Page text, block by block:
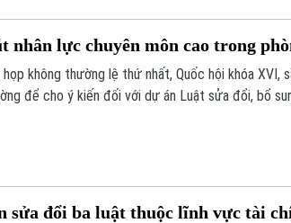
nhân lực chuyên môn cao trong
không thường lệ thứ nhất, Quốc hội khóa XVI,
để cho ý kiến đối với dự án Luật sửa đổi, bổ
sửa đổi ba luật thuộc lĩnh vực tài